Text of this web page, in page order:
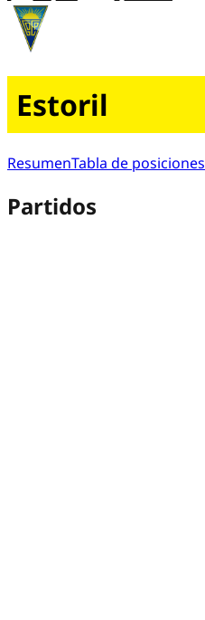
Estoril
ResumenTabla de posiciones
Partidos